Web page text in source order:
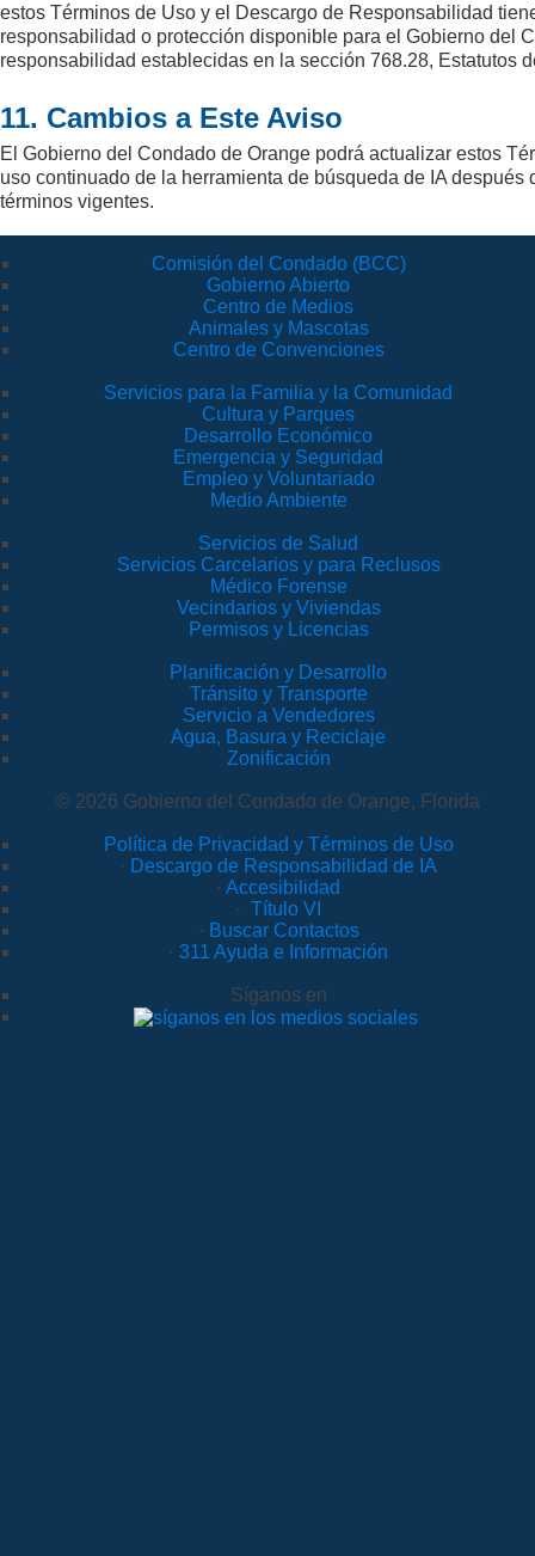
estos Términos de Uso y el Descargo de Responsabilidad
responsabilidad o protección disponible para el Gobierno del
responsabilidad establecidas en la sección 768.28, Estatutos
11. Cambios a Este Aviso
El Gobierno del Condado de Orange podrá actualizar estos
uso continuado de la herramienta de búsqueda de IA
términos vigentes.
Comisión del Condado (BCC)
Gobierno Abierto
Centro de Medios
Animales y Mascotas
Centro de Convenciones
Servicios para la Familia y la Comunidad
Cultura y Parques
Desarrollo Económico
Emergencia y Seguridad
Empleo y Voluntariado
Medio Ambiente
Servicios de Salud
Servicios Carcelarios y para Reclusos
Médico Forense
Vecindarios y Viviendas
Permisos y Licencias
Planificación y Desarrollo
Tránsito y Transporte
Servicio a Vendedores
Agua, Basura y Reciclaje
Zonificación
© 2026 Gobierno del Condado de Orange, Florida
Política de Privacidad y Términos de Uso
· Descargo de Responsabilidad de IA
· Accesibilidad
· Título VI
· Buscar Contactos
· 311 Ayuda e Información
Síganos en